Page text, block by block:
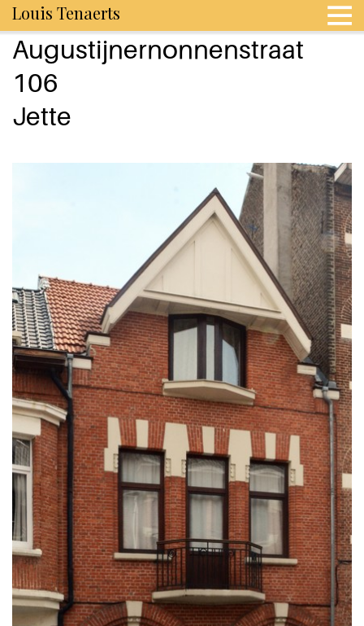
Louis Tenaerts
Augustijnernonnenstraat
106
Jette